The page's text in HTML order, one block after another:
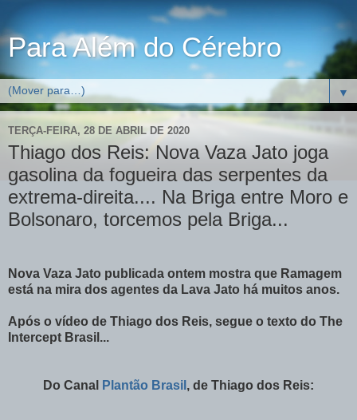
Para Além do Cérebro
▼
TERÇA-FEIRA, 28 DE ABRIL DE 2020
Thiago dos Reis: Nova Vaza Jato joga
gasolina da fogueira das serpentes da
extrema-direita.... Na Briga entre Moro e
Bolsonaro, torcemos pela Briga...
Nova Vaza Jato publicada ontem mostra que Ramagem
está na mira dos agentes da Lava Jato há muitos anos.
Após o vídeo de Thiago dos Reis, segue o texto do The
Intercept Brasil...
Do Canal Plantão Brasil , de Thiago dos Reis: